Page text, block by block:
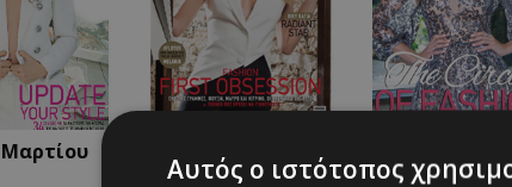
must Φεβρουαρίου
Αυτός ο ιστότοπος